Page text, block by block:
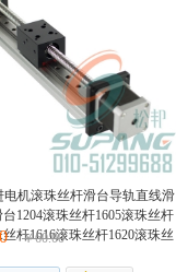
电机滚珠丝杆滑台导轨直线滑
1204滚珠丝杆1605滚珠丝杆
丝杆1616滚珠丝杆1620滚珠丝
￥60.00